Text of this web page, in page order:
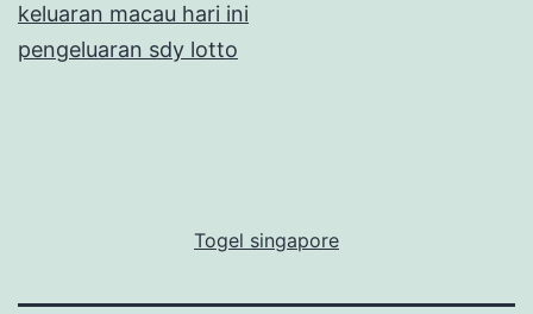
keluaran macau hari ini
pengeluaran sdy lotto
Togel singapore